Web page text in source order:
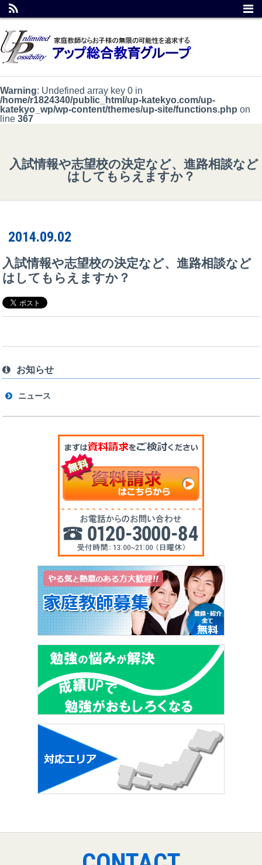
Warning: Undefined array key 0 in
/home/r1824340/public_html/up-katekyo.com/up-
katekyo_wp/wp-content/themes/up-site/functions.php on
line 367
入試情報や志望校の決定など、進路相談など
はしてもらえますか？
2014.09.02
入試情報や志望校の決定など、進路相談など
はしてもらえますか？
お知らせ
ニュース